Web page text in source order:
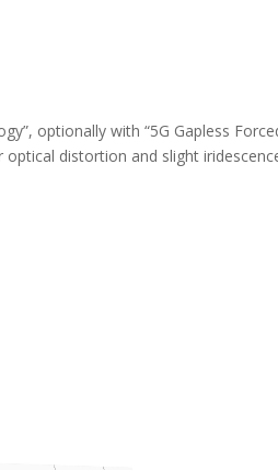
optionally with “5G Gapless
distortion and slight